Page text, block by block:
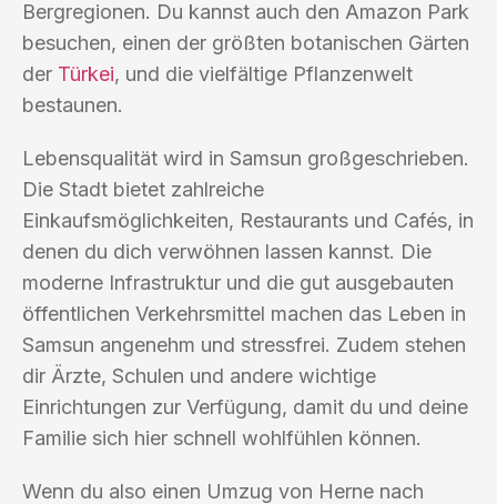
Bergregionen. Du kannst auch den Amazon Park
besuchen, einen der größten botanischen Gärten
der Türkei, und die vielfältige Pflanzenwelt
bestaunen.
Lebensqualität wird in Samsun großgeschrieben.
Die Stadt bietet zahlreiche
Einkaufsmöglichkeiten, Restaurants und Cafés, in
denen du dich verwöhnen lassen kannst. Die
moderne Infrastruktur und die gut ausgebauten
öffentlichen Verkehrsmittel machen das Leben in
Samsun angenehm und stressfrei. Zudem stehen
dir Ärzte, Schulen und andere wichtige
Einrichtungen zur Verfügung, damit du und deine
Familie sich hier schnell wohlfühlen können.
Wenn du also einen Umzug von Herne nach